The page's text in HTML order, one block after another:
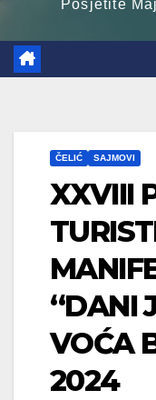
Posjetite
ČELIĆ SAJMOVI
XXVIII
“DANI
VOĆA
2024